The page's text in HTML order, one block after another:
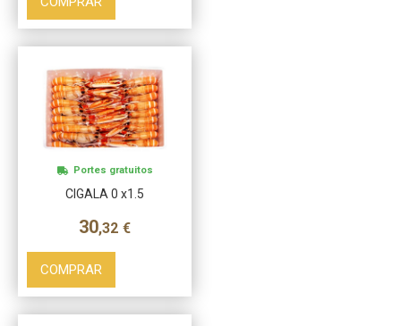
CIGALA 0 x1.5
30,32 €
Portes gratuitos
COMPRAR
Más info